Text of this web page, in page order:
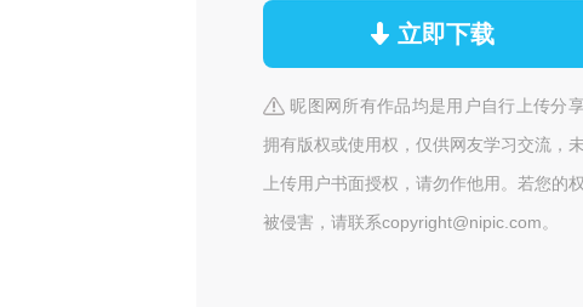
立即下载
昵图网所有作品均是用户自行上传分
拥有版权或使用权，仅供网友学习交流，
上传用户书面授权，请勿作他用。若您的
被侵害，请联系copyright@nipic.com。